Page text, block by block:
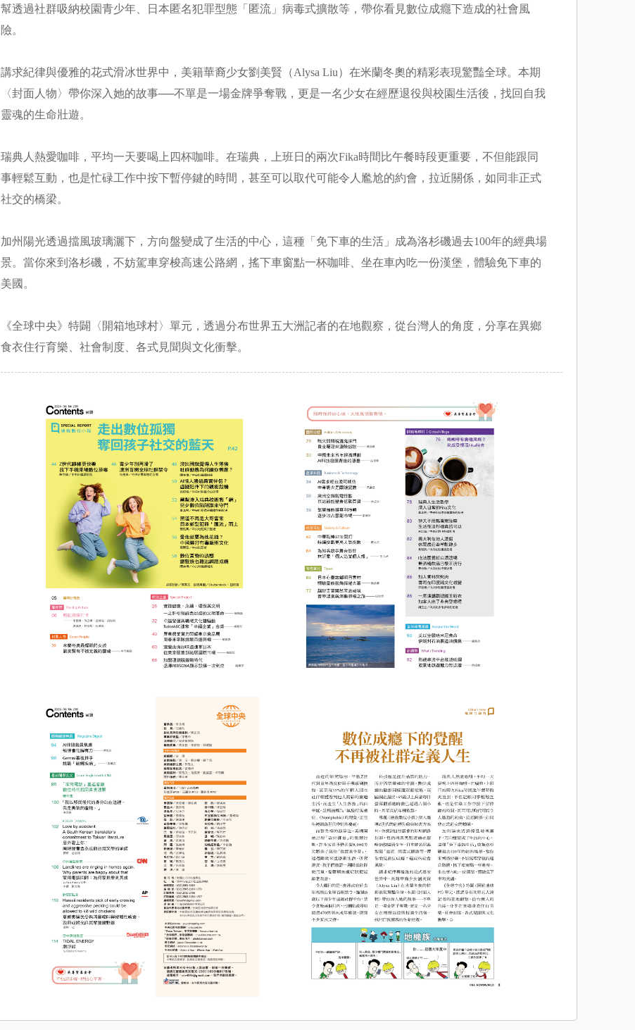
幫透過社群吸納校園青少年、日本匿名犯罪型態「匿流」病毒式擴散等，帶你看見數位成癮下造成的社會風
險。
講求紀律與優雅的花式滑冰世界中，美籍華裔少女劉美賢（Alysa Liu）在米蘭冬奧的精彩表現驚豔全球。本期
〈封面人物〉帶你深入她的故事──不單是一場金牌爭奪戰，更是一名少女在經歷退役與校園生活後，找回自我
靈魂的生命壯遊。
瑞典人熱愛咖啡，平均一天要喝上四杯咖啡。在瑞典，上班日的兩次Fika時間比午餐時段更重要，不但能跟同
事輕鬆互動，也是忙碌工作中按下暫停鍵的時間，甚至可以取代可能令人尷尬的約會，拉近關係，如同非正式
社交的橋梁。
加州陽光透過擋風玻璃灑下，方向盤變成了生活的中心，這種「免下車的生活」成為洛杉磯過去100年的經典場
景。當你來到洛杉磯，不妨駕車穿梭高速公路網，搖下車窗點一杯咖啡、坐在車內吃一份漢堡，體驗免下車的
美國。
《全球中央》特闢〈開箱地球村〉單元，透過分布世界五大洲記者的在地觀察，從台灣人的角度，分享在異鄉
食衣住行育樂、社會制度、各式見聞與文化衝擊。